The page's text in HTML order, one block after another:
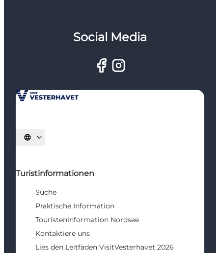
Social Media
Sprache auswählen
Turistinformationen
Suche
Praktische Information
Touristeninformation Nordsee
Kontaktiere uns
Lies den Leitfaden VisitVesterhavet 2026